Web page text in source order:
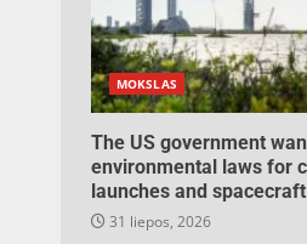
MOKSLAS
The US government
environmental laws for
launches and
31 liepos, 2026